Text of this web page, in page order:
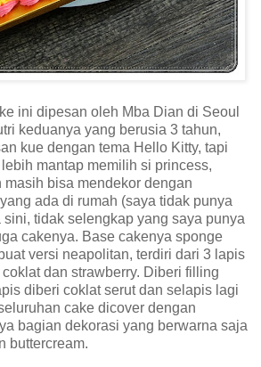
ini dipesan oleh Mba Dian di Seoul
keduanya yang berusia 3 tahun,
kue dengan tema Hello Kitty, tapi
mantap memilih si princess,
bisa mendekor dengan
ada di rumah (saya tidak punya
sini, tidak selengkap yang saya punya
cakenya. Base cakenya sponge
versi neapolitan, terdiri dari 3 lapis
dan strawberry. Diberi filling
diberi coklat serut dan selapis lagi
cake dicover dengan
bagian dekorasi yang berwarna saja
buttercream.